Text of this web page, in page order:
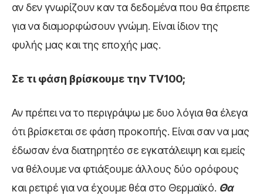
αν δεν γνωρίζουν καν τα δεδομένα που θα έπρεπε
για να διαμορφώσουν γνώμη. Είναι ίδιoν της
φυλής μας και της εποχής μας.
Σε τι φάση βρίσκουμε την ΤV100;
Αν πρέπει να το περιγράψω με δυο λόγια θα έλεγα
ότι βρίσκεται σε φάση προκοπής. Είναι σαν να μας
έδωσαν ένα διατηρητέο σε εγκατάλειψη και εμείς
να θέλουμε να φτιάξουμε άλλους δύο ορόφους
και ρετιρέ για να έχουμε θέα στο Θερμαϊκό. Θα